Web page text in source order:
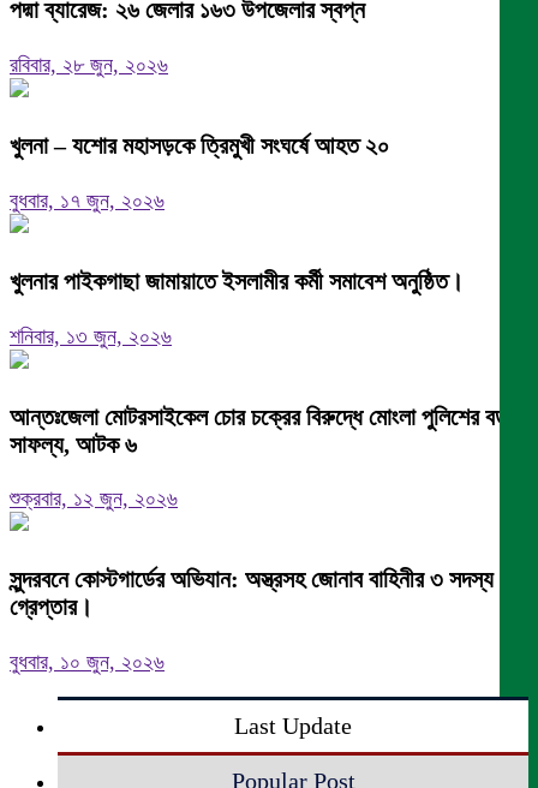
পদ্মা ব্যারেজ: ২৬ জেলার ১৬৩ উপজেলার স্বপ্ন
রবিবার, ২৮ জুন, ২০২৬
খুলনা – যশোর মহাসড়কে ত্রিমুখী সংঘর্ষে আহত ২০
বুধবার, ১৭ জুন, ২০২৬
খুলনার পাইকগাছা জামায়াতে ইসলামীর কর্মী সমাবেশ অনুষ্ঠিত।
শনিবার, ১৩ জুন, ২০২৬
আন্তঃজেলা মোটরসাইকেল চোর চক্রের বিরুদ্ধে মোংলা পুলিশের বড়
সাফল্য, আটক ৬
শুক্রবার, ১২ জুন, ২০২৬
সুন্দরবনে কোস্টগার্ডের অভিযান: অস্ত্রসহ জোনাব বাহিনীর ৩ সদস্য
গ্রেপ্তার।
বুধবার, ১০ জুন, ২০২৬
Last Update
Popular Post